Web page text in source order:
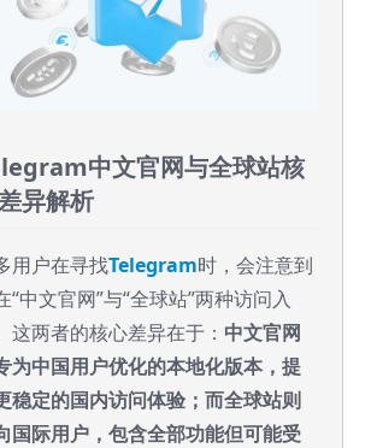
中文官网与全球站核
异解析
用户在寻找Telegram时，会注意到
“中文官网”与“全球站”两种访问入
这两者的核心差异在于： 中文官网
为中国用户优化的本地化版本，提
稳定的国内访问体验；而全球站则
国际用户，包含全部功能但可能受